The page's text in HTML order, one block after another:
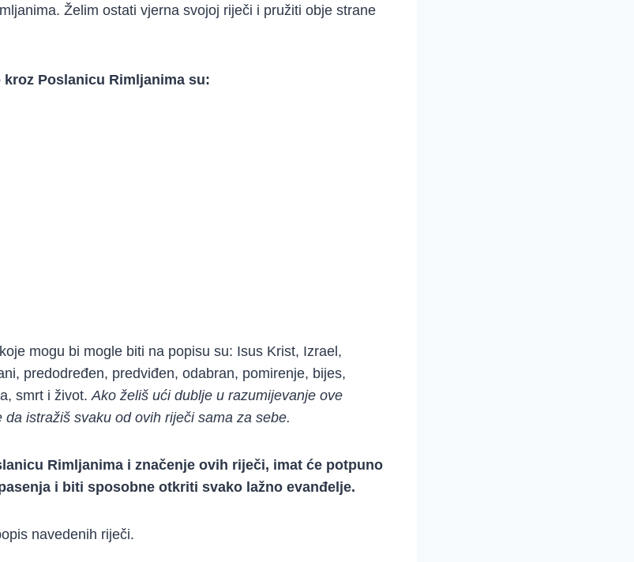
Želim ostati vjerna svojoj riječi i pružiti obje strane
Poslanicu Rimljanima su:
mogu bi mogle biti na popisu su: Isus Krist, Izrael,
predodređen, predviđen, odabran, pomirenje, bijes,
smrt i život. Ako želiš ući dublje u razumijevanje ove
istražiš svaku od ovih riječi sama za sebe.
Rimljanima i značenje ovih riječi, imat će potpuno
i biti sposobne otkriti svako lažno evanđelje.
navedenih riječi.